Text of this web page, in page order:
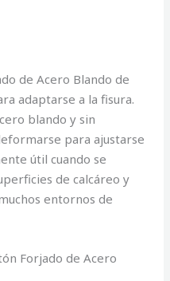
de Acero Blando de
adaptarse a la fisura.
blando y sin
para ajustarse
útil cuando se
de calcáreo y
entornos de
Forjado de Acero